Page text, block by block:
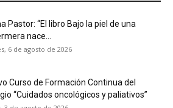
Pastor: “El libro Bajo la piel de una
nace...
6 de agosto de 2026
Curso de Formación Continua del
“Cuidados oncológicos y paliativos”